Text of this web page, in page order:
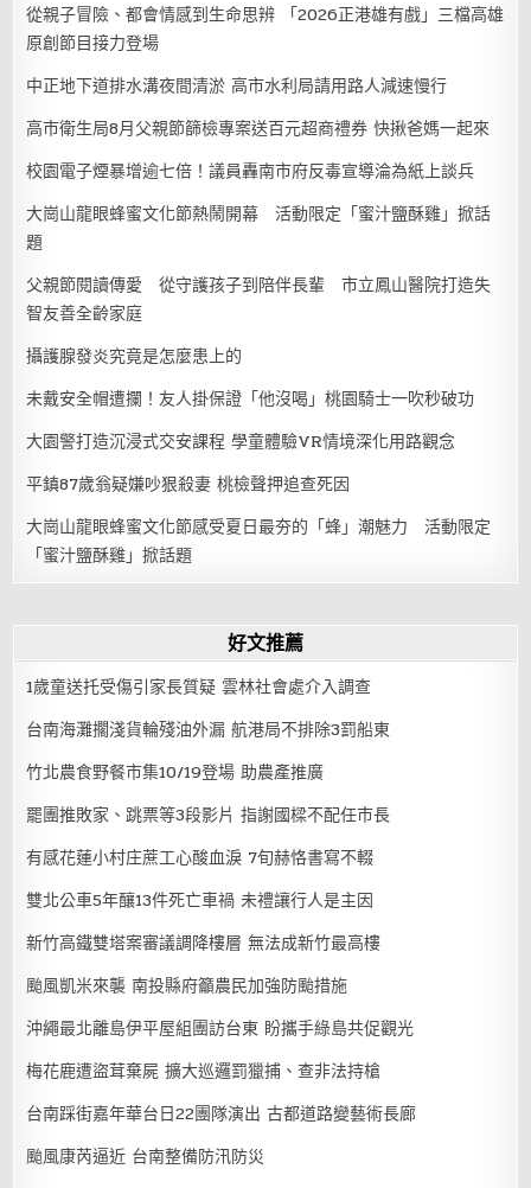
從親子冒險、都會情感到生命思辨 「2026正港雄有戲」三檔高雄
原創節目接力登場
中正地下道排水溝夜間清淤 高市水利局請用路人減速慢行
高市衛生局8月父親節篩檢專案送百元超商禮券 快揪爸媽一起來
校園電子煙暴增逾七倍！議員轟南市府反毒宣導淪為紙上談兵
大崗山龍眼蜂蜜文化節熱鬧開幕 活動限定「蜜汁鹽酥雞」掀話
題
父親節閱讀傳愛 從守護孩子到陪伴長輩 市立鳳山醫院打造失
智友善全齡家庭
攝護腺發炎究竟是怎麼患上的
未戴安全帽遭攔！友人掛保證「他沒喝」桃園騎士一吹秒破功
大園警打造沉浸式交安課程 學童體驗VR情境深化用路觀念
平鎮87歲翁疑嫌吵狠殺妻 桃檢聲押追查死因
大崗山龍眼蜂蜜文化節感受夏日最夯的「蜂」潮魅力 活動限定
「蜜汁鹽酥雞」掀話題
好文推薦
1歲童送托受傷引家長質疑 雲林社會處介入調查
台南海灘擱淺貨輪殘油外漏 航港局不排除3罰船東
竹北農食野餐市集10/19登場 助農產推廣
罷團推敗家、跳票等3段影片 指謝國樑不配任市長
有感花蓮小村庄蔗工心酸血淚 7旬赫恪書寫不輟
雙北公車5年釀13件死亡車禍 未禮讓行人是主因
新竹高鐵雙塔案審議調降樓層 無法成新竹最高樓
颱風凱米來襲 南投縣府籲農民加強防颱措施
沖繩最北離島伊平屋組團訪台東 盼攜手綠島共促觀光
梅花鹿遭盜茸棄屍 擴大巡邏罰獵捕、查非法持槍
台南踩街嘉年華台日22團隊演出 古都道路變藝術長廊
颱風康芮逼近 台南整備防汛防災